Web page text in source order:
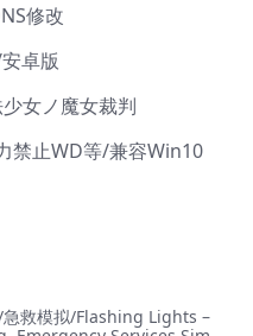
修改
卓版
女ノ魔女裁判
禁止WD等/兼容Win10
救模拟/Flashing Lights –